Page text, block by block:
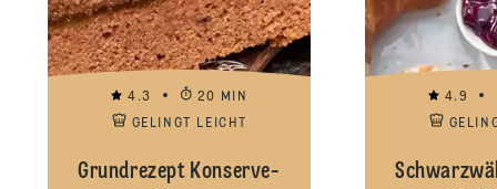
4.3
20 MIN
GELINGT LEICHT
Grundrezept Konserve-
4.9